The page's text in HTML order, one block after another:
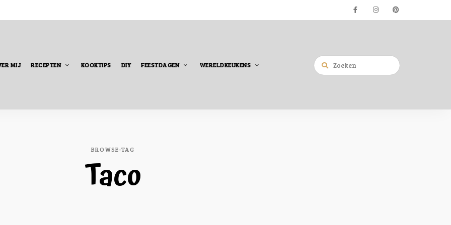
MIJ RECEPTEN KOOKTIPS DIY FEESTDAGEN WERELDKEUKENS
BROWSE-TAG
Taco